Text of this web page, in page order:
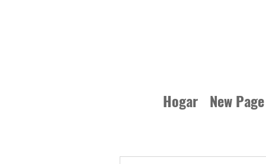
Hogar New Page